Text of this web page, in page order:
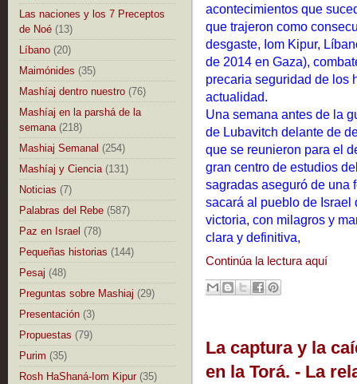
Las naciones y los 7 Preceptos
de Noé (13)
Líbano (20)
Maimónides (35)
Mashíaj dentro nuestro (76)
Mashíaj en la parshá de la
semana (218)
Mashiaj Semanal (254)
Mashíaj y Ciencia (131)
Noticias (7)
Palabras del Rebe (587)
Paz en Israel (78)
Pequeñas historias (144)
Pesaj (48)
Preguntas sobre Mashiaj (29)
Presentación (3)
Propuestas (79)
Purim (35)
Rosh HaShaná-Iom Kipur (35)
acontecimientos que
que trajeron como
desgaste, Iom Kipur,
de 2014 en Gaza),
precaria seguridad de los
actualidad.
Una semana antes de la
de Lubavitch delante de
que se reunieron para el
gran centro de estudios
sagradas aseguró de una
sacará al pueblo de Israel
victoria, con milagros y
clara y definitiva,
Continúa la lectura aquí
La captura y la
en la Torá. - La